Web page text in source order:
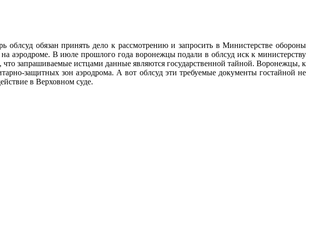
облсуд обязан принять дело к рассмотрению и запросить в Министерстве обороны
аэродроме. В июле прошлого года воронежцы подали в облсуд иск к министерству
запрашиваемые истцами данные являются государственной тайной. Воронежцы, к
защитных зон аэродрома. А вот облсуд эти требуемые документы гостайной не
в Верховном суде.